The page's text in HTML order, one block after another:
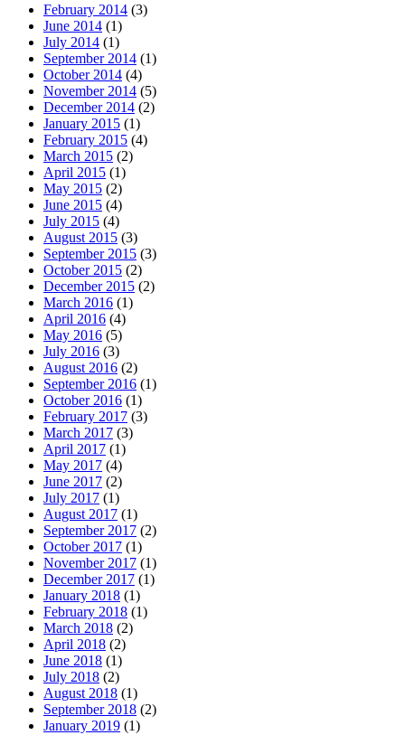
February 2014 (3)
June 2014 (1)
July 2014 (1)
September 2014 (1)
October 2014 (4)
November 2014 (5)
December 2014 (2)
January 2015 (1)
February 2015 (4)
March 2015 (2)
April 2015 (1)
May 2015 (2)
June 2015 (4)
July 2015 (4)
August 2015 (3)
September 2015 (3)
October 2015 (2)
December 2015 (2)
March 2016 (1)
April 2016 (4)
May 2016 (5)
July 2016 (3)
August 2016 (2)
September 2016 (1)
October 2016 (1)
February 2017 (3)
March 2017 (3)
April 2017 (1)
May 2017 (4)
June 2017 (2)
July 2017 (1)
August 2017 (1)
September 2017 (2)
October 2017 (1)
November 2017 (1)
December 2017 (1)
January 2018 (1)
February 2018 (1)
March 2018 (2)
April 2018 (2)
June 2018 (1)
July 2018 (2)
August 2018 (1)
September 2018 (2)
January 2019 (1)